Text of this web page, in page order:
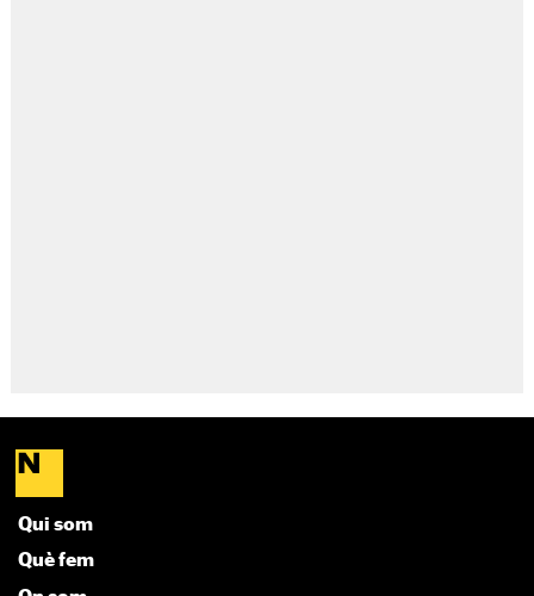
Qui som
Què fem